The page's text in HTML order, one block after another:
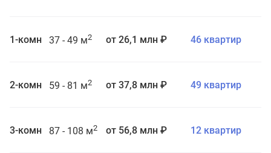
1-комн 37 - 49 м2 от 26,1 млн ₽ 46 квартир
2-комн 59 - 81 м2 от 37,8 млн ₽ 49 квартир
3-комн 87 - 108 м2 от 56,8 млн ₽ 12 квартир